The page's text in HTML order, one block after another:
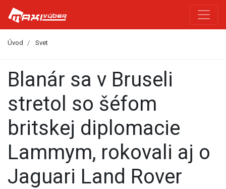
Úvod Svet
Blanár sa v Bruseli
stretol so šéfom
britskej diplomacie
Lammym, rokovali aj o
Jaguari Land Rover